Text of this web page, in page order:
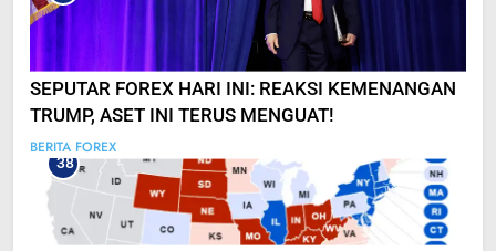
SEPUTAR FOREX HARI INI: REAKSI KEMENANGAN
TRUMP, ASET INI TERUS MENGUAT!
BERITA FOREX
38